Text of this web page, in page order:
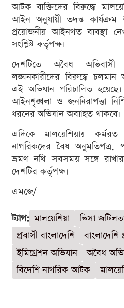
আটক ব্যক্তিদের বিরুদ্ধে
আইন অনুযায়ী তদন্ত কার্যক্রম
প্রয়োজনীয় আইনগত ব্যবস্থা
সংশ্লিষ্ট কর্তৃপক্ষ।
দেশটিতে অবৈধ
লঙ্ঘনকারীদের বিরুদ্ধে চলমান
এই অভিযান পরিচালিত
আইনশৃঙ্খলা ও জননিরাপত্তা
ধরনের অভিযান অব্যাহত থাকবে।
এদিকে মালয়েশিয়ায়
নাগরিকদের বৈধ অনুমতিপত্র,
ভ্রমণ নথি সবসময় সঙ্গে
দেশটির কর্তৃপক্ষ।
এমজে/
ট্যাগ: মালয়েশিয়া ভিসা
প্রবাসী বাংলাদেশি
বাংলাদেশি
ইমিগ্রেশন অভিযান
অবৈধ
বিদেশি নাগরিক আটক